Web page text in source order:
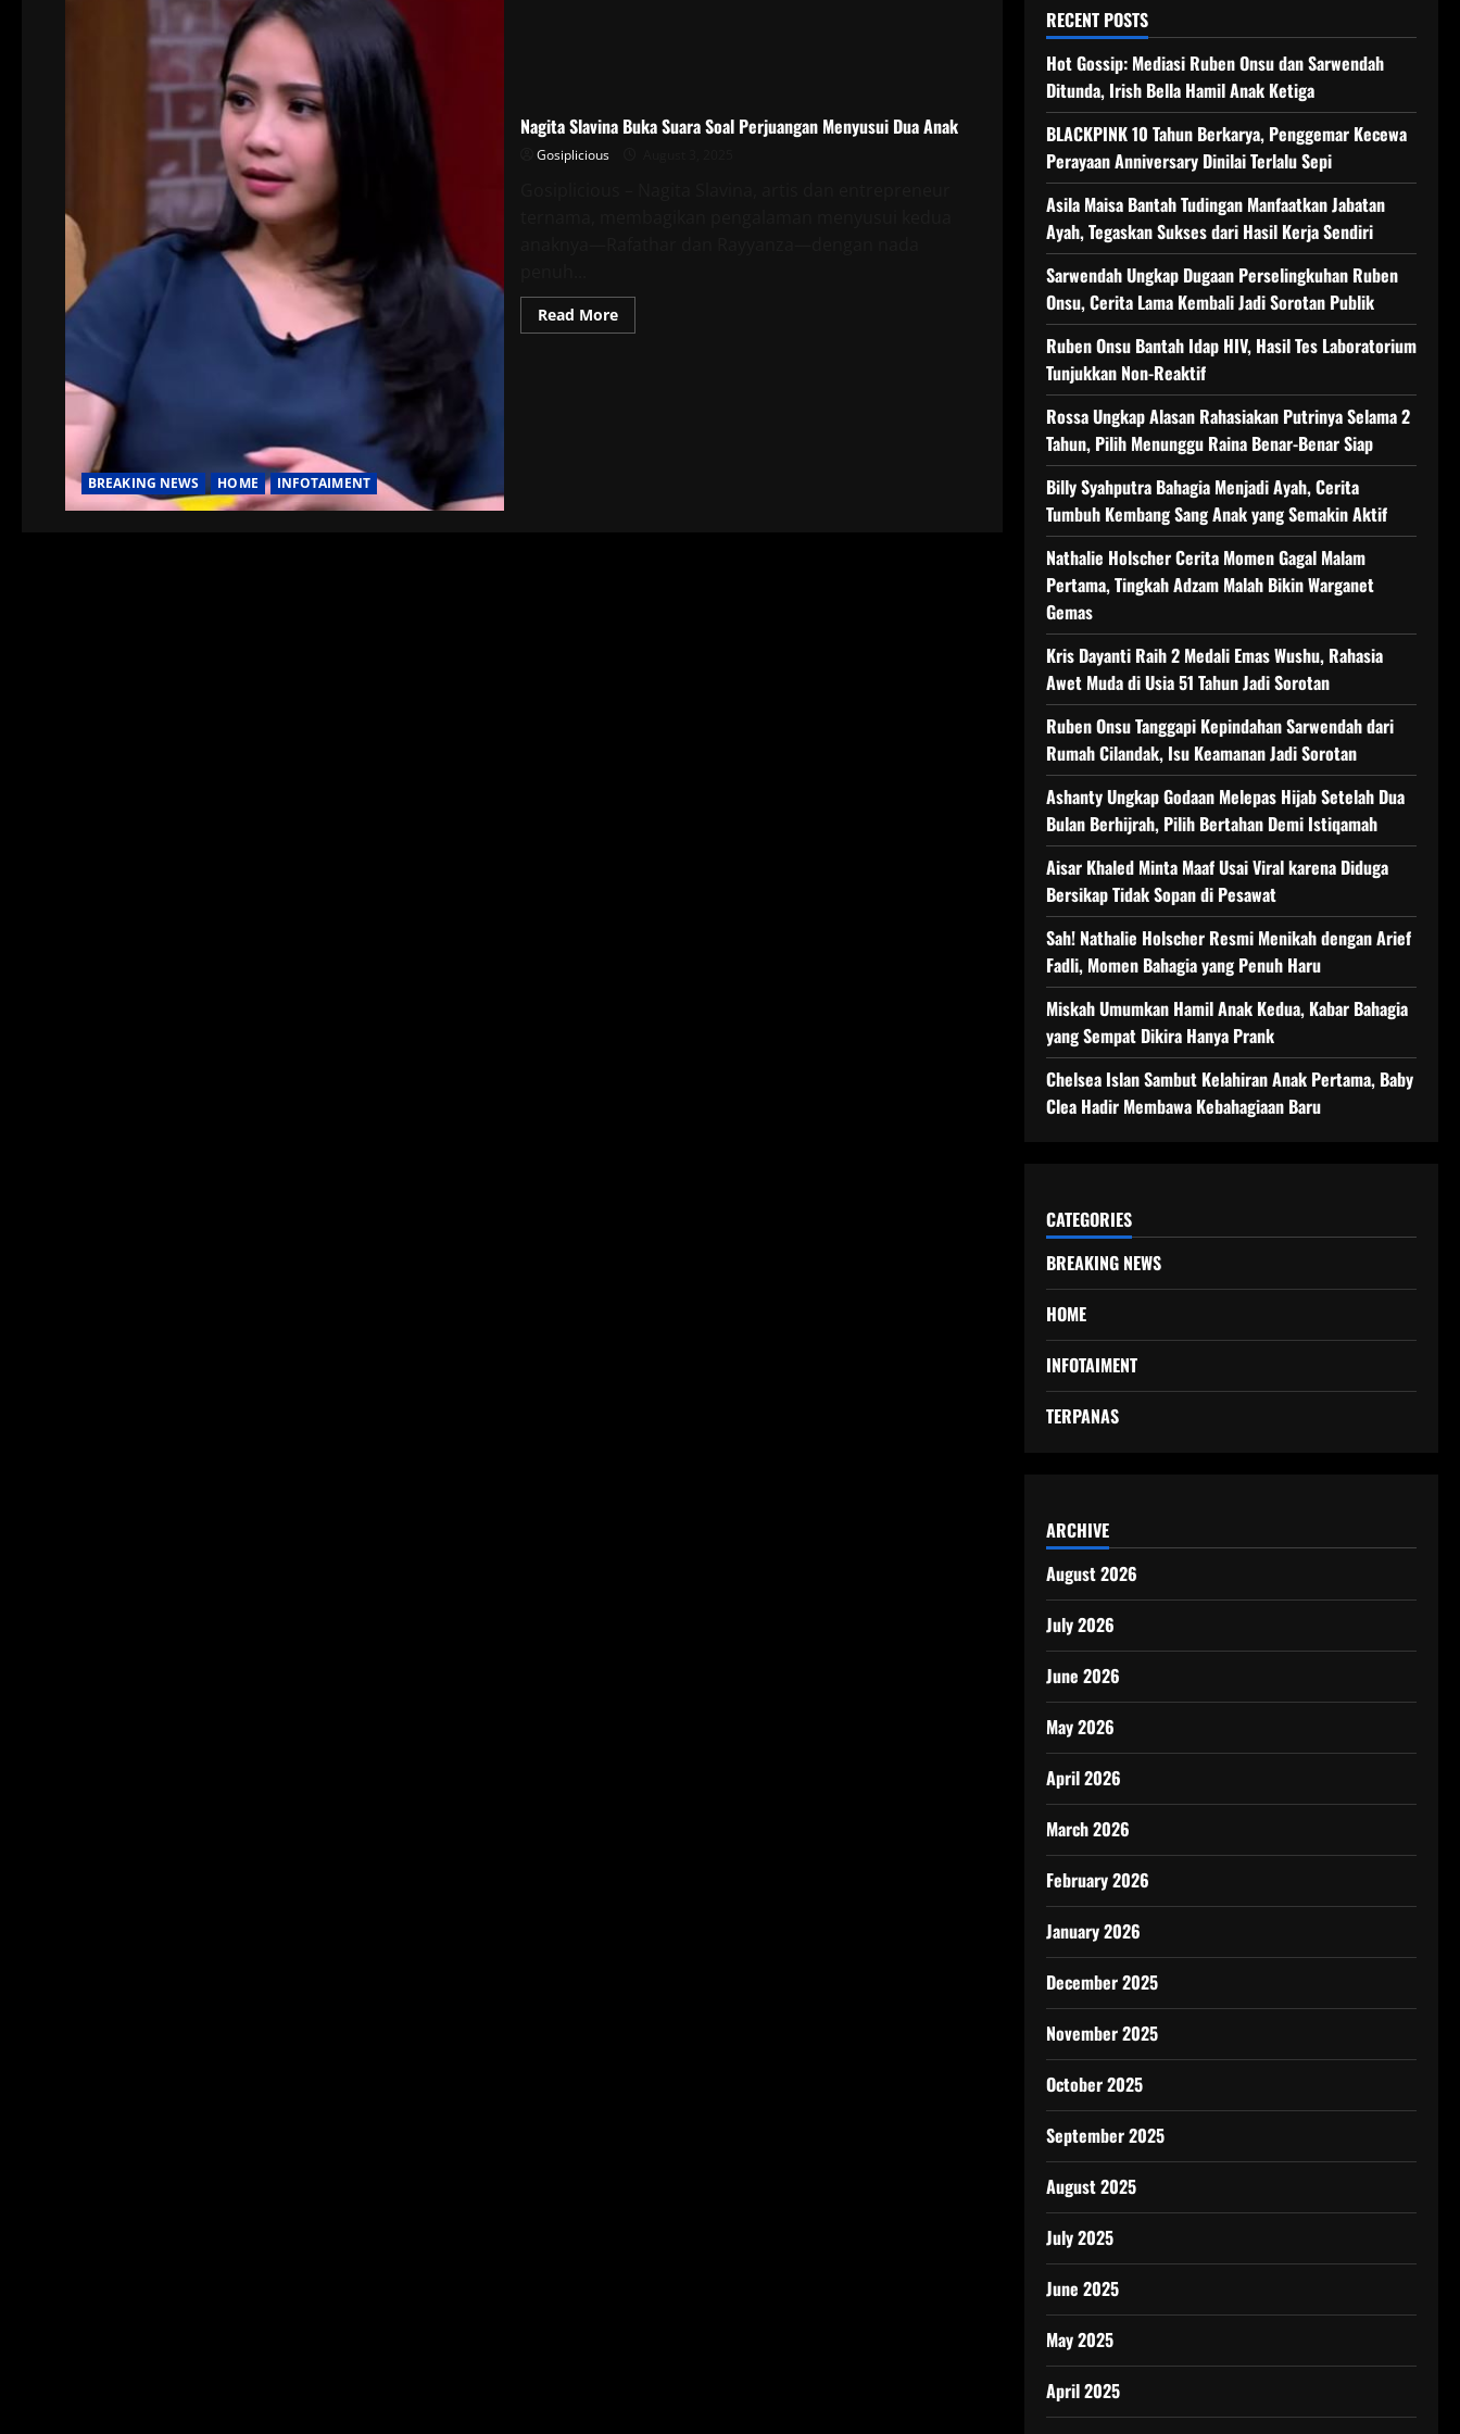
BREAKING NEWS HOME INFOTAIMENT
Nagita Slavina Buka Suara Soal Perjuangan Menyusui Dua Anak
Gosiplicious
Read MoreRead
more
RECENT POSTS
Hot Gossip: Mediasi Ruben Onsu dan Sarwendah
Ditunda, Irish Bella Hamil Anak Ketiga
BLACKPINK 10 Tahun Berkarya, Penggemar Kecewa
Perayaan Anniversary Dinilai Terlalu Sepi
Asila Maisa Bantah Tudingan Manfaatkan Jabatan
Ayah, Tegaskan Sukses dari Hasil Kerja Sendiri
Sarwendah Ungkap Dugaan Perselingkuhan Ruben
Onsu, Cerita Lama Kembali Jadi Sorotan Publik
Ruben Onsu Bantah Idap HIV, Hasil Tes Laboratorium
Tunjukkan Non-Reaktif
Rossa Ungkap Alasan Rahasiakan Putrinya Selama 2
Tahun, Pilih Menunggu Raina Benar-Benar Siap
Billy Syahputra Bahagia Menjadi Ayah, Cerita
Tumbuh Kembang Sang Anak yang Semakin Aktif
Nathalie Holscher Cerita Momen Gagal Malam
Pertama, Tingkah Adzam Malah Bikin Warganet
Gemas
Kris Dayanti Raih 2 Medali Emas Wushu, Rahasia
Awet Muda di Usia 51 Tahun Jadi Sorotan
Ruben Onsu Tanggapi Kepindahan Sarwendah dari
Rumah Cilandak, Isu Keamanan Jadi Sorotan
Ashanty Ungkap Godaan Melepas Hijab Setelah Dua
Bulan Berhijrah, Pilih Bertahan Demi Istiqamah
Aisar Khaled Minta Maaf Usai Viral karena Diduga
Bersikap Tidak Sopan di Pesawat
Sah! Nathalie Holscher Resmi Menikah dengan Arief
Fadli, Momen Bahagia yang Penuh Haru
Miskah Umumkan Hamil Anak Kedua, Kabar Bahagia
yang Sempat Dikira Hanya Prank
Chelsea Islan Sambut Kelahiran Anak Pertama, Baby
Clea Hadir Membawa Kebahagiaan Baru
CATEGORIES
BREAKING NEWS
HOME
INFOTAIMENT
TERPANAS
ARCHIVE
August 2026
July 2026
June 2026
May 2026
April 2026
March 2026
February 2026
January 2026
December 2025
November 2025
October 2025
September 2025
August 2025
July 2025
June 2025
May 2025
April 2025